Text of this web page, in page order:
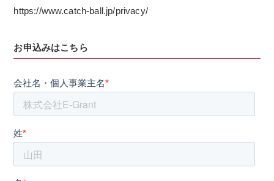
https://www.catch-ball.jp/privacy/
お申込みはこちら